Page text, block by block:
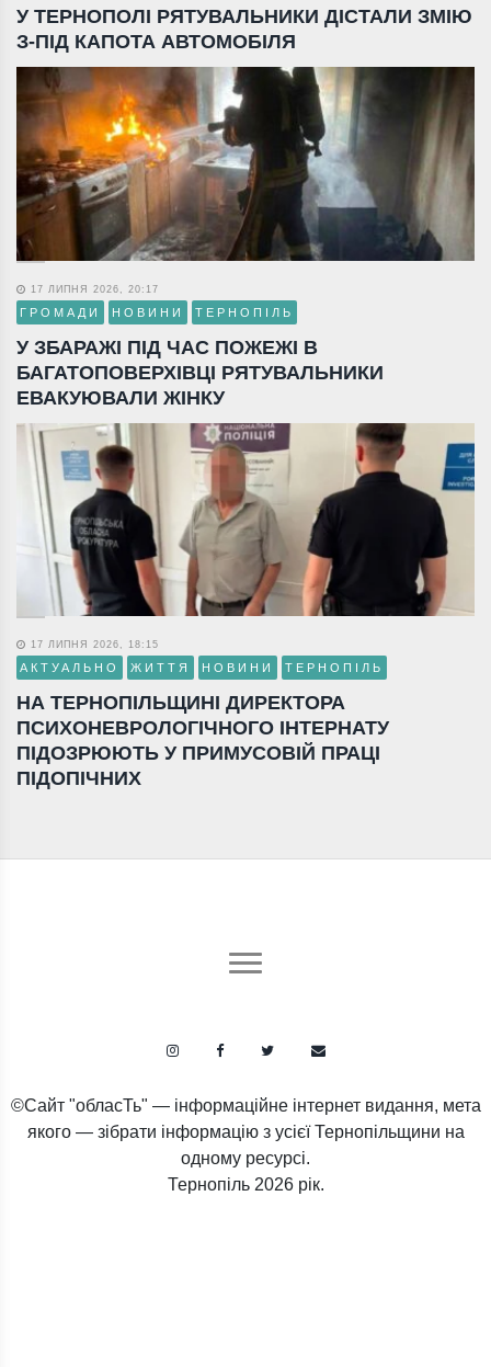
У ТЕРНОПОЛІ РЯТУВАЛЬНИКИ ДІСТАЛИ ЗМІЮ
З-ПІД КАПОТА АВТОМОБІЛЯ
17 ЛИПНЯ 2026, 20:17
ГРОМАДИ НОВИНИ ТЕРНОПІЛЬ
У ЗБАРАЖІ ПІД ЧАС ПОЖЕЖІ В
БАГАТОПОВЕРХІВЦІ РЯТУВАЛЬНИКИ
ЕВАКУЮВАЛИ ЖІНКУ
17 ЛИПНЯ 2026, 18:15
АКТУАЛЬНО ЖИТТЯ НОВИНИ ТЕРНОПІЛЬ
НА ТЕРНОПІЛЬЩИНІ ДИРЕКТОРА
ПСИХОНЕВРОЛОГІЧНОГО ІНТЕРНАТУ
ПІДОЗРЮЮТЬ У ПРИМУСОВІЙ ПРАЦІ
ПІДОПІЧНИХ
©Сайт "обласТь" — інформаційне інтернет видання, мета
якого — зібрати інформацію з усієї Тернопільщини на
одному ресурсі.
Тернопіль 2026 рік.